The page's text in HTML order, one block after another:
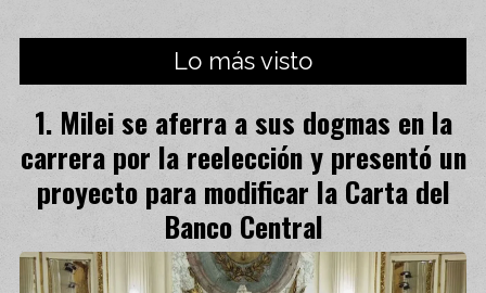
Lo más visto
Milei se aferra a sus dogmas en la
carrera por la reelección y presentó un
proyecto para modificar la Carta del
Banco Central